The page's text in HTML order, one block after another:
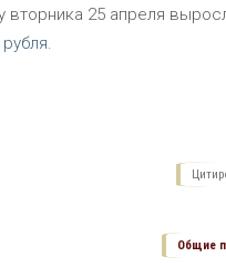
25 апреля
Общие